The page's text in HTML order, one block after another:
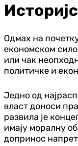
Одмах на
економском
или чак
политичке и
Једно од
власт доноси
развила је
имају моралну
допринос